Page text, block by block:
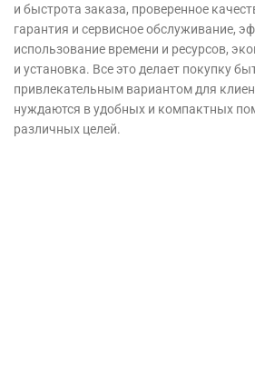
и быстрота заказа, проверенное
гарантия и сервисное обслуживание,
использование времени и ресурсов,
и установка. Все это делает покупку
привлекательным вариантом для
нуждаются в удобных и компактных
различных целей.